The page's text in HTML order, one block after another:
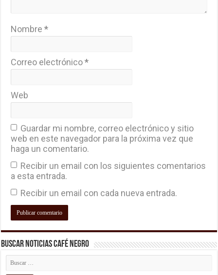
Nombre*
Correo electrónico*
Web
Guardar mi nombre, correo electrónico y sitio
web en este navegador para la próxima vez que
haga un comentario.
Recibir un email con los siguientes comentarios
a esta entrada.
Recibir un email con cada nueva entrada.
Buscar Noticias Café Negro